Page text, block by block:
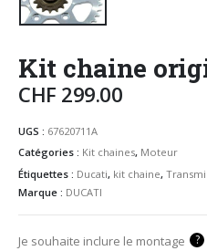
Kit chaine
CHF 299.00
UGS : 67620711A
Catégories : Kit chaines, Moteur
Étiquettes : Ducati, kit chaine,
Marque : DUCATI
Je souhaite inclure le montage ?